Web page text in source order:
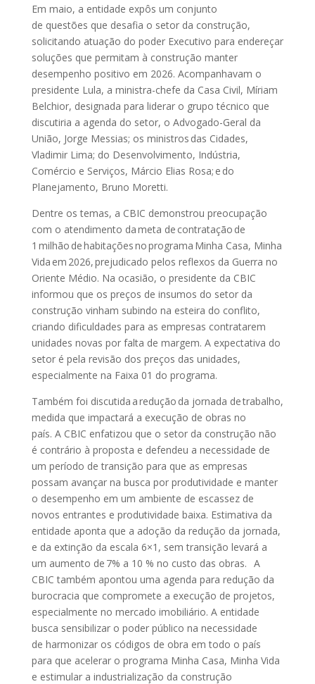
Em maio, a entidade expôs um conjunto
de questões que desafia o setor da construção,
solicitando atuação do poder Executivo para endereçar
soluções que permitam à construção manter
desempenho positivo em 2026. Acompanhavam o
presidente Lula, a ministra-chefe da Casa Civil, Míriam
Belchior, designada para liderar o grupo técnico que
discutiria a agenda do setor, o Advogado-Geral da
União, Jorge Messias; os ministros das Cidades,
Vladimir Lima; do Desenvolvimento, Indústria,
Comércio e Serviços, Márcio Elias Rosa; e do
Planejamento, Bruno Moretti.
Dentre os temas, a CBIC demonstrou preocupação
com o atendimento da meta de contratação de
1 milhão de habitações no programa Minha Casa, Minha
Vida em 2026, prejudicado pelos reflexos da Guerra no
Oriente Médio. Na ocasião, o presidente da CBIC
informou que os preços de insumos do setor da
construção vinham subindo na esteira do conflito,
criando dificuldades para as empresas contratarem
unidades novas por falta de margem. A expectativa do
setor é pela revisão dos preços das unidades,
especialmente na Faixa 01 do programa.
Também foi discutida a redução da jornada de trabalho,
medida que impactará a execução de obras no
país. A CBIC enfatizou que o setor da construção não
é contrário à proposta e defendeu a necessidade de
um período de transição para que as empresas
possam avançar na busca por produtividade e manter
o desempenho em um ambiente de escassez de
novos entrantes e produtividade baixa. Estimativa da
entidade aponta que a adoção da redução da jornada,
e da extinção da escala 6×1, sem transição levará a
um aumento de 7% a 10 % no custo das obras. A
CBIC também apontou uma agenda para redução da
burocracia que compromete a execução de projetos,
especialmente no mercado imobiliário. A entidade
busca sensibilizar o poder público na necessidade
de harmonizar os códigos de obra em todo o país
para que acelerar o programa Minha Casa, Minha Vida
e estimular a industrialização da construção